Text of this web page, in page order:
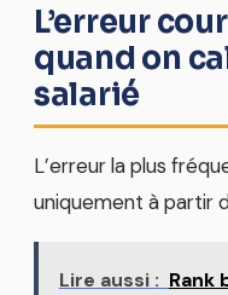
L’erreur
quand on
salarié
L’erreur la plus
uniquement à partir
Lire aussi : Rank